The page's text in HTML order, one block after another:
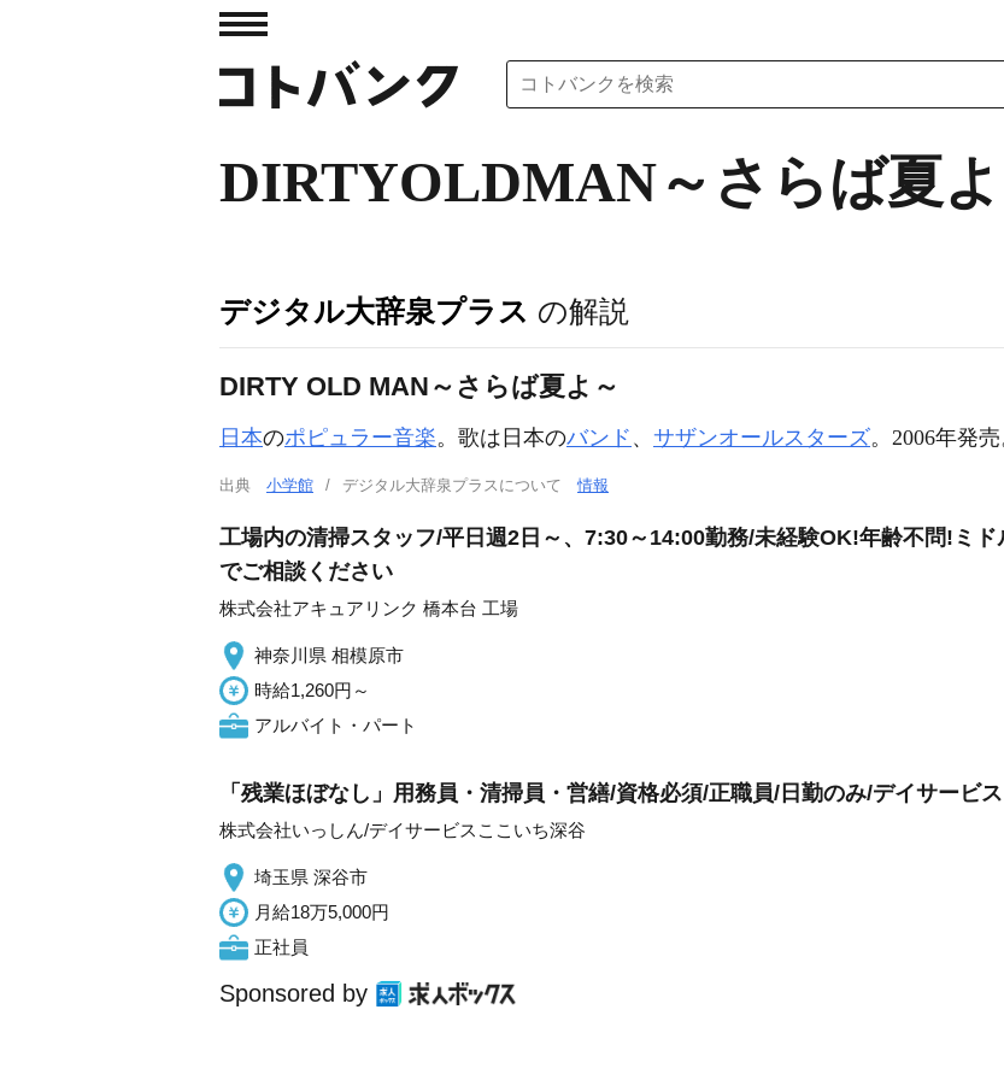
DIRTYOLDMAN～さらば夏よ
デジタル大辞泉プラス の解説
DIRTY OLD MAN～さらば夏よ～
日本のポピュラー音楽。歌は日本のバンド 、 サザンオールスターズ。2006年発売
出典 小学館 デジタル大辞泉プラスについて情報
工場内の清掃スタッフ/平日週2日～、7:30～14:00勤務/未経験OK!年齢不問!ミ
でご相談ください
株式会社アキュアリンク 橋本台 工場
神奈川県 相模原市
時給1,260円～
アルバイト・パート
「残業ほぼなし」用務員・清掃員・営繕/資格必須/正職員/日勤のみ/デイサービス
株式会社いっしん/デイサービスここいち深谷
埼玉県 深谷市
月給18万5,000円
正社員
Sponsored by